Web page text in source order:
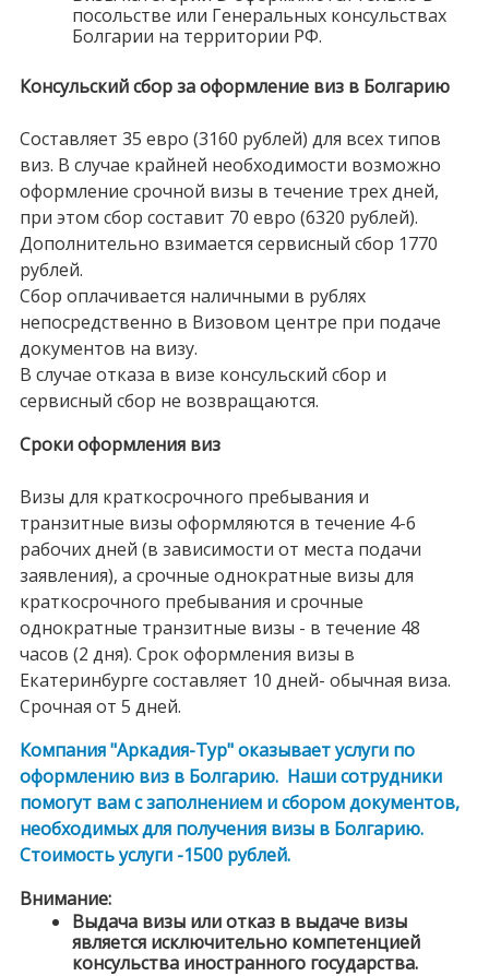
посольстве или Генеральных консульствах
Болгарии на территории РФ.
Консульский сбор за оформление виз в Болгарию
Составляет 35 евро (3160 рублей) для всех типов
виз. В случае крайней необходимости возможно
оформление срочной визы в течение трех дней,
при этом сбор составит 70 евро (6320 рублей).
Дополнительно взимается сервисный сбор 1770
рублей.
Сбор оплачивается наличными в рублях
непосредственно в Визовом центре при подаче
документов на визу.
В случае отказа в визе консульский сбор и
сервисный сбор не возвращаются.
Сроки оформления виз
Визы для краткосрочного пребывания и
транзитные визы оформляются в течение 4-6
рабочих дней (в зависимости от места подачи
заявления), а срочные однократные визы для
краткосрочного пребывания и срочные
однократные транзитные визы - в течение 48
часов (2 дня). Срок оформления визы в
Екатеринбурге составляет 10 дней- обычная виза.
Срочная от 5 дней.
Компания "Аркадия-Тур" оказывает услуги по
оформлению виз в Болгарию. Наши сотрудники
помогут вам с заполнением и сбором документов,
необходимых для получения визы в Болгарию.
Стоимость услуги -1500 рублей.
Внимание:
Выдача визы или отказ в выдаче визы
является исключительно компетенцией
консульства иностранного государства.